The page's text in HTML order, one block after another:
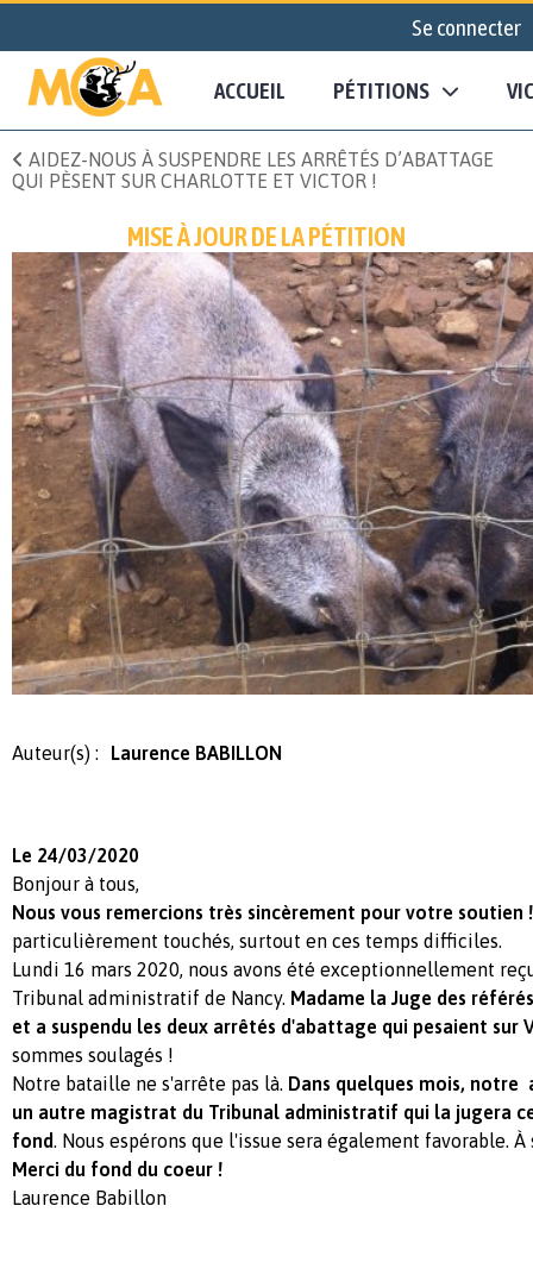
Se connecter
ACCUEIL PÉTITIONS
AIDEZ-NOUS À SUSPENDRE LES ARRÊTÉS D’ABATTAGE
QUI PÈSENT SUR CHARLOTTE ET VICTOR !
MISE À JOUR DE LA PÉTITION
Auteur(s) : Laurence BABILLON
Le 24/03/2020
Bonjour à tous,
Nous vous remercions très sincèrement pour votre soutien !
particulièrement touchés, surtout en ces temps difficiles.
Lundi 16 mars 2020, nous avons été exceptionnellement
Tribunal administratif de Nancy. Madame la Juge des
et a suspendu les deux arrêtés d'abattage qui pesaient
sommes soulagés !
Notre bataille ne s'arrête pas là. Dans quelques mois, notre
un autre magistrat du Tribunal administratif qui la jugera
fond. Nous espérons que l'issue sera également favorable. À
Merci du fond du coeur !
Laurence Babillon